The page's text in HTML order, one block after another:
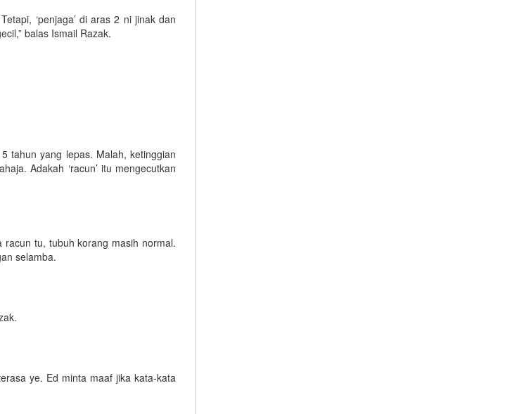
‘penjaga’ di aras 2 ni jinak dan
balas Ismail Razak.
tahun yang lepas. Malah, ketinggian
Adakah ‘racun’ itu mengecutkan
tu, tubuh korang masih normal.
selamba.
ye. Ed minta maaf jika kata-kata